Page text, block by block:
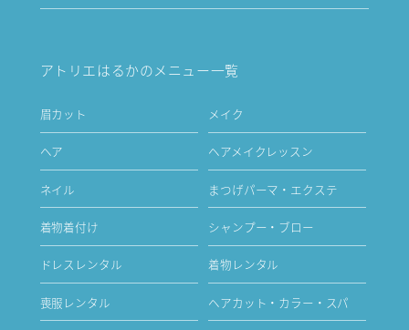
アトリエはるかのメニュー一覧
眉カット メイク
ヘア ヘアメイクレッスン
ネイル まつげパーマ・エクステ
着物着付け シャンプー・ブロー
ドレスレンタル 着物レンタル
喪服レンタル ヘアカット・カラー・スパ